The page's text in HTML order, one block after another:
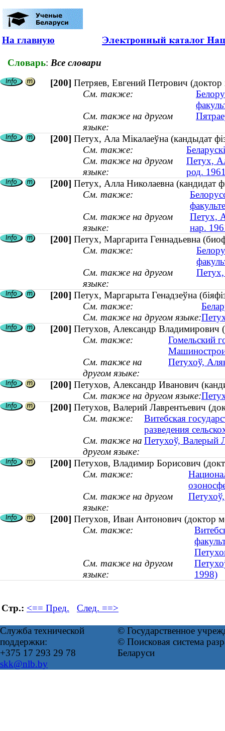
На главную
Словарь: Все словари
[200] Петряев, Евгений Петрович
См. также:
См. также на другом
языке:
[200] Петух, Ала Мiкалаеўна (кандыдат
См. также:
См. также на другом
языке:
Петух,
род.
[200] Петух, Алла Николаевна (кандидат
См. также:
См. также на другом
языке:
Петух,
нар.
[200] Петух, Маргарита Геннадьевна
См. также:
См. также на другом
языке:
Петух,
[200] Петух, Маргарыта Генадзеўна
См. также:
См. также на другом языке:
[200] Петухов, Александр Владимирович
См. также:
Гомельский
См. также на
другом языке:
Петухоў,
[200] Петухов, Александр Иванович
См. также на другом языке:
[200] Петухов, Валерий Лаврентьевич
См. также:
Витебская
разведения
См. также на
другом языке:
Петухоў, Валерый
[200] Петухов, Владимир Борисович
См. также:
См. также на другом
языке:
[200] Петухов, Иван Антонович (доктор
См. также:
См. также на другом
языке:
1998)
Стр.: <== Пред. След. ==>
Служба технической
поддержки:
+375 17 293 29 78
skk@nlb.by
© Государственное
© Поисковая система
Беларуси